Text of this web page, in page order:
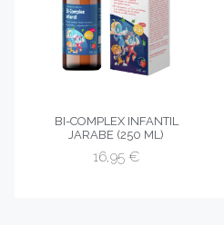
BI-COMPLEX INFANTIL
JARABE (250 ML)
16,95 €